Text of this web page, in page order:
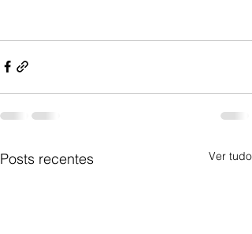
Posts recentes Ver tudo